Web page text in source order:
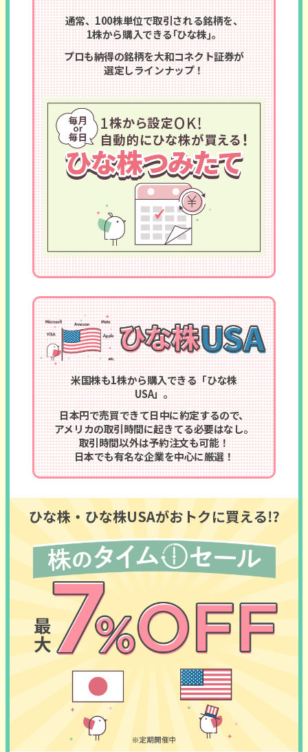
通常、100株単位で取引される銘柄を、
1株から購入できる｢ひな株｣。
プロも納得の銘柄を大和コネクト証券が
選定しラインナップ！
米国株も1株から購入できる「ひな株
USA」。
日本円で売買できて日中に約定するので、
アメリカの取引時間に起きてる必要はなし。
取引時間以外は予約注文も可能！
日本でも有名な企業を中心に厳選！